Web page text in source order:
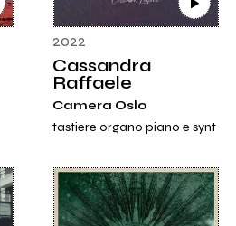
2022
Cassandra
Raffaele
Camera Oslo
tastiere organo piano e synt